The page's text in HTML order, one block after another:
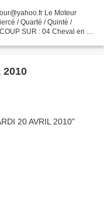
Le Moteur
/ Quarté / Quinté /
SUR : 04 Cheval en Or
2010